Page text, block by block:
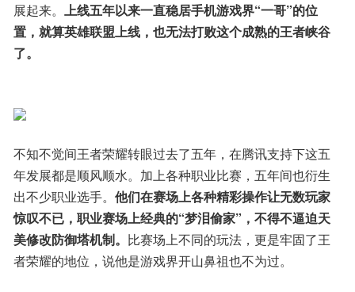
展起来。 上线五年以来一直稳居手机游戏界“一哥”的位
置，就算英雄联盟上线，也无法打败这个成熟的王者峡谷
了。
不知不觉间王者荣耀转眼过去了五年，在腾讯支持下这五
年发展都是顺风顺水。加上各种职业比赛，五年间也衍生
出不少职业选手。 他们在赛场上各种精彩操作让无数玩家
惊叹不已，职业赛场上经典的“梦泪偷家”，不得不逼迫天
美修改防御塔机制。 比赛场上不同的玩法，更是牢固了王
者荣耀的地位，说他是游戏界开山鼻祖也不为过。